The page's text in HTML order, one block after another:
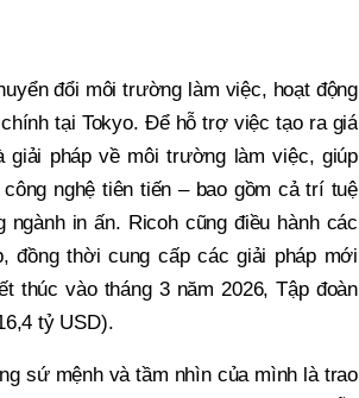
đổi môi trường làm việc, hoạt động
tại Tokyo. Để hỗ trợ việc tạo ra giá
pháp về môi trường làm việc, giúp
nghệ tiên tiến – bao gồm cả trí tuệ
in ấn. Ricoh cũng điều hành các
đồng thời cung cấp các giải pháp mới
thúc vào tháng 3 năm 2026, Tập đoàn
tỷ USD).
sứ mệnh và tầm nhìn của mình là trao